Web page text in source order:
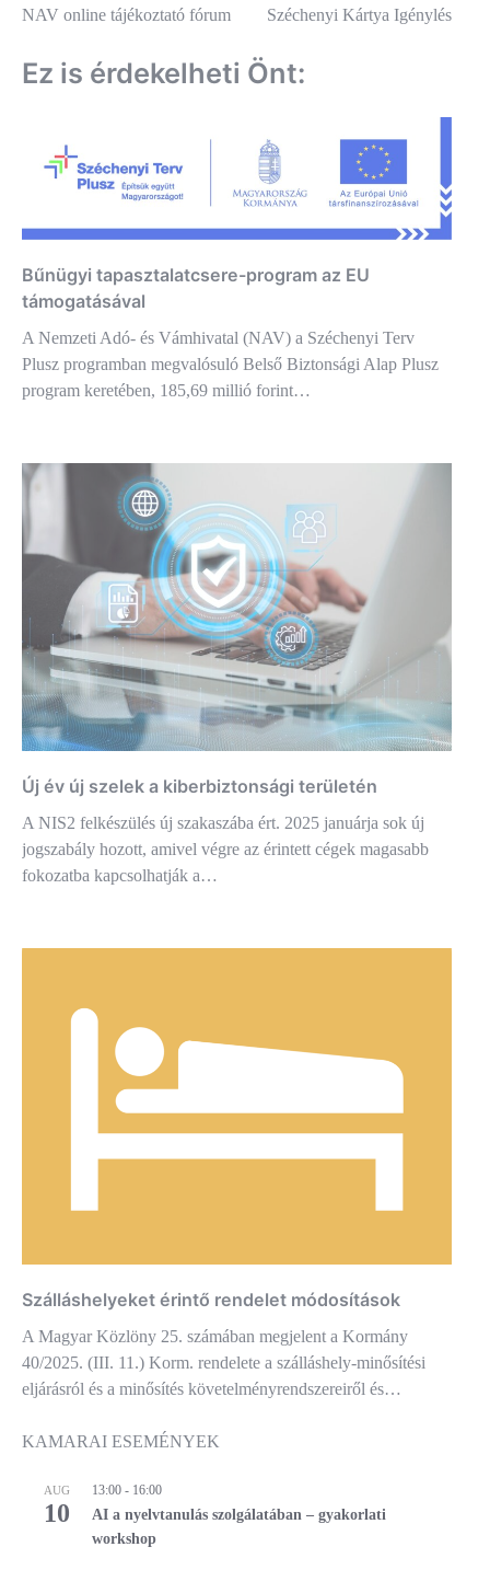
navigáció
NAV online tájékoztató fórum
Széchenyi Kártya Igénylés
Ez is érdekelheti Önt:
Bűnügyi tapasztalatcsere-program az EU
támogatásával
A Nemzeti Adó- és Vámhivatal (NAV) a Széchenyi Terv
Plusz programban megvalósuló Belső Biztonsági Alap Plusz
program keretében, 185,69 millió forint…
Új év új szelek a kiberbiztonsági területén
A NIS2 felkészülés új szakaszába ért. 2025 januárja sok új
jogszabály hozott, amivel végre az érintett cégek magasabb
fokozatba kapcsolhatják a…
Szálláshelyeket érintő rendelet módosítások
A Magyar Közlöny 25. számában megjelent a Kormány
40/2025. (III. 11.) Korm. rendelete a szálláshely-minősítési
eljárásról és a minősítés követelményrendszereiről és…
KAMARAI ESEMÉNYEK
AUG
10
13:00 - 16:00
AI a nyelvtanulás szolgálatában – gyakorlati
workshop